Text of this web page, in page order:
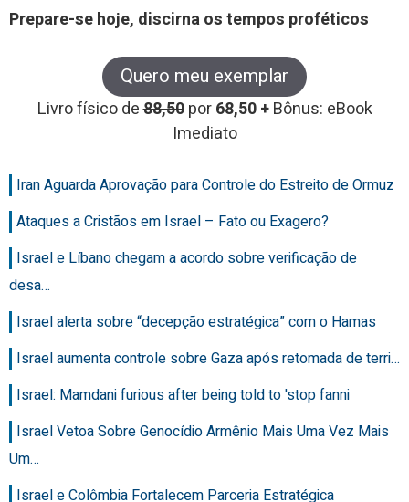
Prepare-se hoje, discirna os tempos proféticos
Quero meu exemplar
Livro físico de88,50 por68,50 +Bônus: eBook
Imediato
Iran Aguarda Aprovação para Controle do Estreito de Ormuz
Ataques a Cristãos em Israel – Fato ou Exagero?
Israel e Líbano chegam a acordo sobre verificação de
desa…
Israel alerta sobre “decepção estratégica” com o Hamas
Israel aumenta controle sobre Gaza após retomada de terri…
Israel: Mamdani furious after being told to 'stop fanni
Israel Vetoa Sobre Genocídio Armênio Mais Uma Vez Mais
Um…
Israel e Colômbia Fortalecem Parceria Estratégica